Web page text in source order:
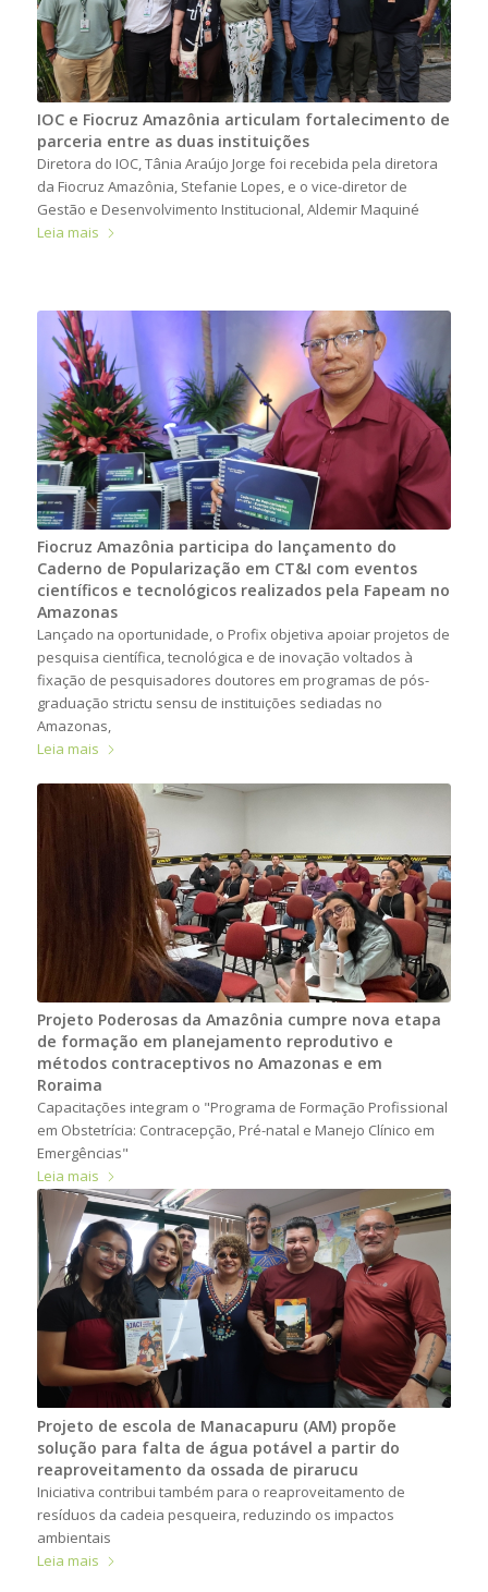
IOC e Fiocruz Amazônia articulam fortalecimento de
parceria entre as duas instituições
Diretora do IOC, Tânia Araújo Jorge foi recebida pela diretora
da Fiocruz Amazônia, Stefanie Lopes, e o vice-diretor de
Gestão e Desenvolvimento Institucional, Aldemir Maquiné
Leia mais
Fiocruz Amazônia participa do lançamento do
Caderno de Popularização em CT&I com eventos
científicos e tecnológicos realizados pela Fapeam no
Amazonas
Lançado na oportunidade, o Profix objetiva apoiar projetos de
pesquisa científica, tecnológica e de inovação voltados à
fixação de pesquisadores doutores em programas de pós-
graduação strictu sensu de instituições sediadas no
Amazonas,
Leia mais
Projeto Poderosas da Amazônia cumpre nova etapa
de formação em planejamento reprodutivo e
métodos contraceptivos no Amazonas e em
Roraima
Capacitações integram o "Programa de Formação Profissional
em Obstetrícia: Contracepção, Pré-natal e Manejo Clínico em
Emergências"
Leia mais
Projeto de escola de Manacapuru (AM) propõe
solução para falta de água potável a partir do
reaproveitamento da ossada de pirarucu
Iniciativa contribui também para o reaproveitamento de
resíduos da cadeia pesqueira, reduzindo os impactos
ambientais
Leia mais